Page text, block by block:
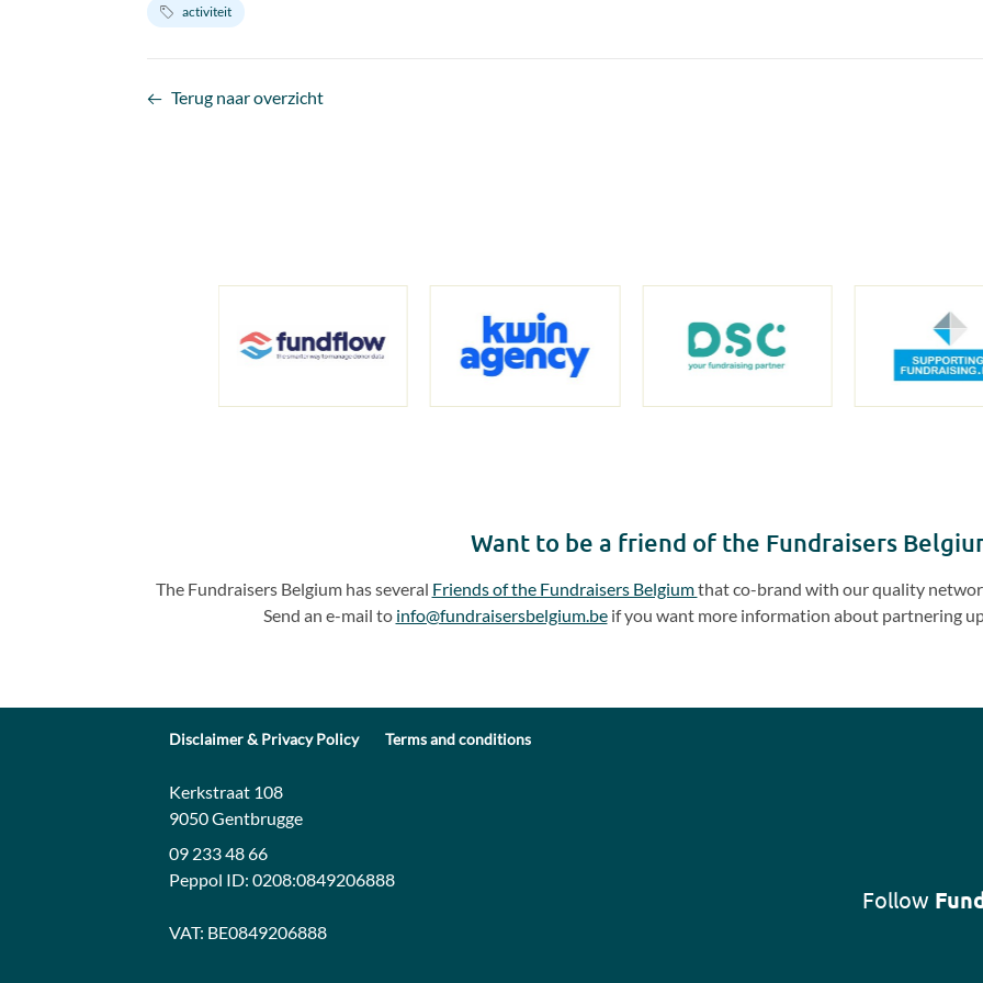
activiteit
Terug naar overzicht
Want to be a friend of the Fundraisers
The Fundraisers Belgium has several Friends of the Fundraisers Belgiumthat co-brand with our quality
Send an e-mail to info@fundraisersbelgium.beif you want more information about partnering
Disclaimer & Privacy Policy Terms and conditions
Contact:
Address:
Kerkstraat 108
9050 Gentbrugge
09 233 48 66
Peppol ID: 0208:0849206888
VAT: BE0849206888
Follow